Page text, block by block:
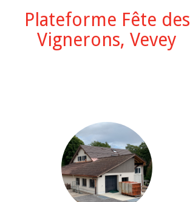
Plateforme Fête des
Vignerons, Vevey